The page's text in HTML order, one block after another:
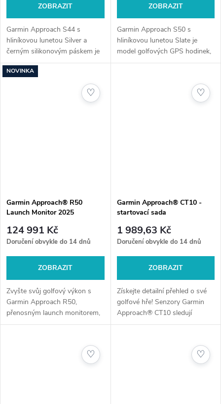
ZOBRAZIT
Garmin Approach S44 s
hliníkovou lunetou Silver a
černým silikonovým páskem je
elegantní a funkční golfové
GPS hodinky, které kombinují
ZOBRAZIT
Garmin Approach S50 s
hliníkovou lunetou Slate je
model golfových GPS hodinek,
který kombinuje špičkový
pro zlepšení vaší golfové hry.
NOVINKA
Garmin Approach® R50
Launch Monitor 2025
124 991 Kč
Doručení obvykle do 14 dnů
ZOBRAZIT
Zvyšte svůj golfový výkon s
Garmin Approach R50,
přenosným launch monitorem,
který poskytuje přesné a
golfových úderů. Tento vysoce
♡
Garmin Approach® CT10 -
startovací sada
1 989,63 Kč
Doručení obvykle do 14 dnů
ZOBRAZIT
Získejte detailní přehled o své
golfové hře! Senzory Garmin
Approach® CT10 sledují
odpaly, přesnost a výkon
instalace, voděodolný design a
♡
♡ ♡